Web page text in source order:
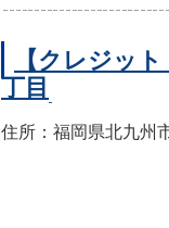
【クレジッ
丁目
住所：福岡県北九州